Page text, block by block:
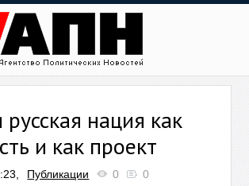
нация как
и как проект
Публикации 0
0